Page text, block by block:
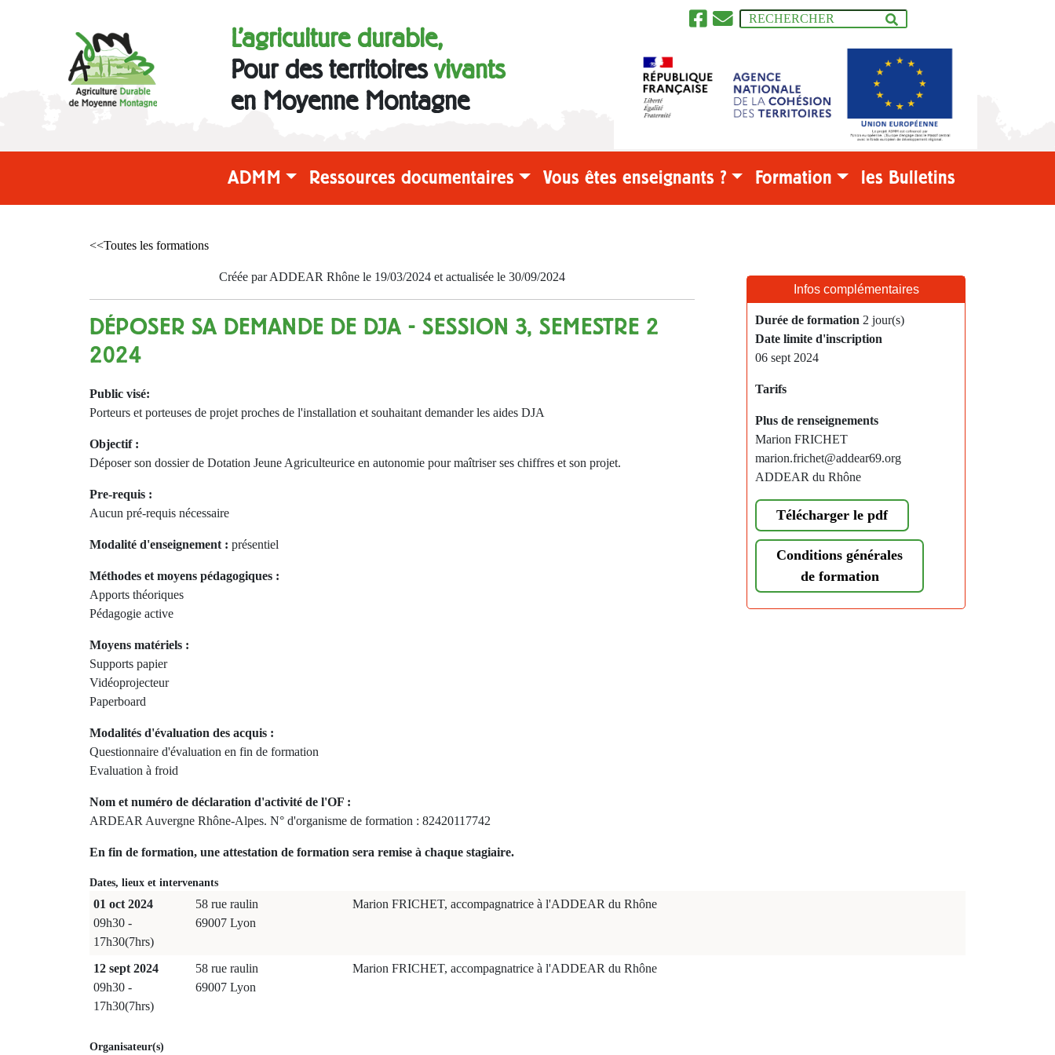
L'agriculture durable,
Pour des territoiresvivants
en Moyenne Montagne
ADMM Ressources documentaires Vous êtes enseignants ? Formation les Bulletins
<<Toutes les formations
Créée par ADDEAR Rhône le 19/03/2024 et actualisée le 30/09/2024
DÉPOSER SA DEMANDE DE DJA - SESSION 3, SEMESTRE 2
2024
Public visé:
Porteurs et porteuses de projet proches de l'installation et souhaitant demander les aides DJA
Objectif :
Déposer son dossier de Dotation Jeune Agriculteurice en autonomie pour maîtriser ses chiffres et son projet.
Pre-requis :
Aucun pré-requis nécessaire
Modalité d'enseignement : présentiel
Méthodes et moyens pédagogiques :
Apports théoriques
Pédagogie active
Moyens matériels :
Supports papier
Vidéoprojecteur
Paperboard
Modalités d'évaluation des acquis :
Questionnaire d'évaluation en fin de formation
Evaluation à froid
Nom et numéro de déclaration d'activité de l'OF :
ARDEAR Auvergne Rhône-Alpes. N° d'organisme de formation : 82420117742
En fin de formation, une attestation de formation sera remise à chaque stagiaire.
Infos complémentaires
Durée de formation 2 jour(s)
Date limite d'inscription
06 sept 2024
Tarifs
Plus de renseignements
Marion FRICHET
marion.frichet@addear69.org
ADDEAR du Rhône
Télécharger le pdf
Conditions générales
de formation
Dates, lieux et intervenants
01 oct 2024
09h30 -
17h30(7hrs)
58 rue raulin
69007 Lyon
Marion FRICHET, accompagnatrice à l'ADDEAR du Rhône
12 sept 2024
09h30 -
17h30(7hrs)
58 rue raulin
69007 Lyon
Marion FRICHET, accompagnatrice à l'ADDEAR du Rhône
Organisateur(s)